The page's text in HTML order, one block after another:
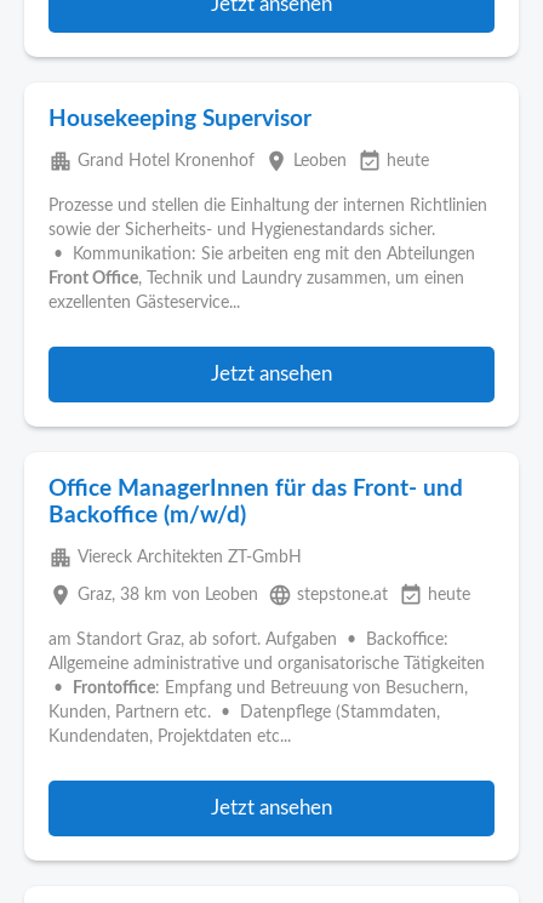
Jetzt ansehen
Housekeeping Supervisor
apartment Grand Hotel Kronenhof place Leoben event_available heute
Prozesse und stellen die Einhaltung der internen Richtlinien
sowie der Sicherheits- und Hygienestandards sicher.
• Kommunikation: Sie arbeiten eng mit den Abteilungen
Front Office, Technik und Laundry zusammen, um einen
exzellenten Gästeservice...
Jetzt ansehen
Office ManagerInnen für das Front- und
Backoffice (m/w/d)
apartment Viereck Architekten ZT-GmbH
place Graz, 38 km von Leoben language stepstone.at event_available heute
am Standort Graz, ab sofort. Aufgaben • Backoffice:
Allgemeine administrative und organisatorische Tätigkeiten
•
Frontoffice: Empfang und Betreuung von Besuchern,
Kunden, Partnern etc. • Datenpflege (Stammdaten,
Kundendaten, Projektdaten etc...
Jetzt ansehen